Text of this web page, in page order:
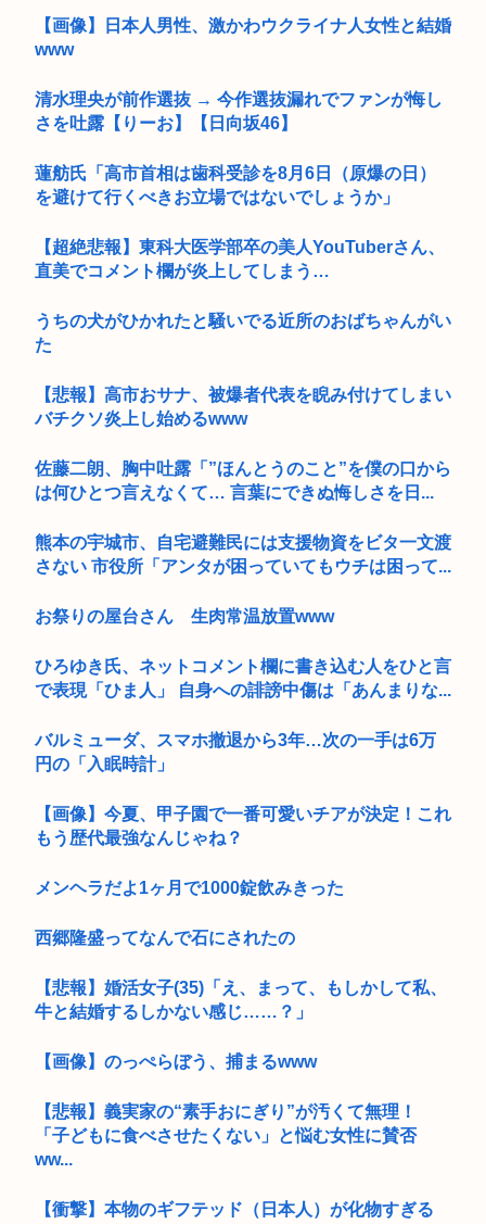
【画像】日本人男性、激かわウクライナ人女性と結婚
www
清水理央が前作選抜 → 今作選抜漏れでファンが悔し
さを吐露【りーお】【日向坂46】
蓮舫氏「高市首相は歯科受診を8月6日（原爆の日）
を避けて行くべきお立場ではないでしょうか」
【超絶悲報】東科大医学部卒の美人YouTuberさん、
直美でコメント欄が炎上してしまう…
うちの犬がひかれたと騒いでる近所のおばちゃんがい
た
【悲報】高市おサナ、被爆者代表を睨み付けてしまい
バチクソ炎上し始めるwww
佐藤二朗、胸中吐露「”ほんとうのこと”を僕の口から
は何ひとつ言えなくて… 言葉にできぬ悔しさを日...
熊本の宇城市、自宅避難民には支援物資をビタ一文渡
さない 市役所「アンタが困っていてもウチは困って...
お祭りの屋台さん 生肉常温放置www
ひろゆき氏、ネットコメント欄に書き込む人をひと言
で表現「ひま人」 自身への誹謗中傷は「あんまりな...
バルミューダ、スマホ撤退から3年…次の一手は6万
円の「入眠時計」
【画像】今夏、甲子園で一番可愛いチアが決定！これ
もう歴代最強なんじゃね？
メンヘラだよ1ヶ月で1000錠飲みきった
西郷隆盛ってなんで石にされたの
【悲報】婚活女子(35)「え、まって、もしかして私、
牛と結婚するしかない感じ……？」
【画像】のっぺらぼう、捕まるwww
【悲報】義実家の“素手おにぎり”が汚くて無理！
「子どもに食べさせたくない」と悩む女性に賛否
ww...
【衝撃】本物のギフテッド（日本人）が化物すぎる